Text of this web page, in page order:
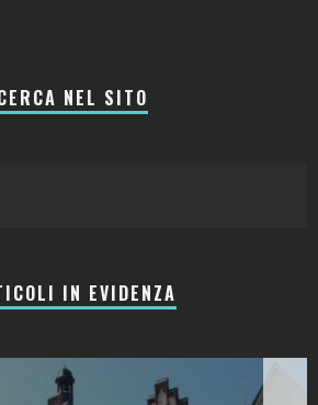
NEL SITO
IN EVIDENZA